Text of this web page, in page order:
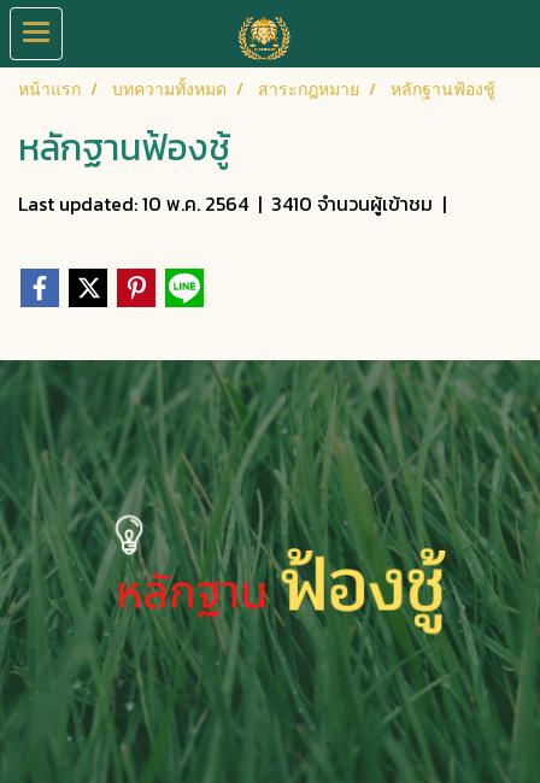
หน้าแรก บทความทั้งหมด สาระกฎหมาย หลักฐานฟ้องชู้
หลักฐานฟ้องชู้
Last updated: 10 พ.ค. 2564 | 3410 จำนวนผู้เข้าชม |